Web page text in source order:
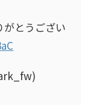
がとうござい